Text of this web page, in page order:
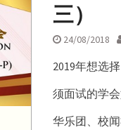
三）
24/08/2018
2019年想选
须面试的学
华乐团、校